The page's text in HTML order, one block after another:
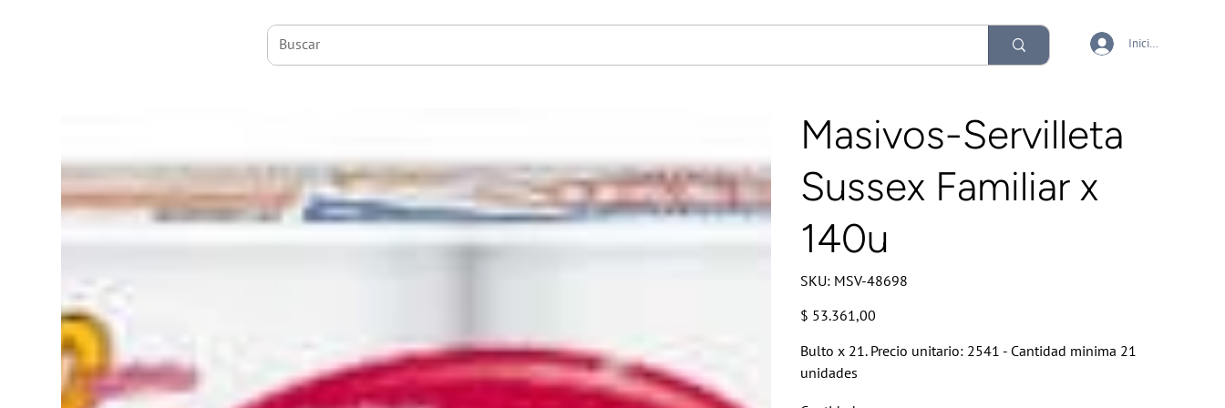
Iniciar sesión
Masivos-Servilleta
Sussex Familiar x
140u
SKU: SKU
MSV-
MSV-48698
Precio
$ 53.361,00
Bulto x 21. Precio unitario: 2541 - Cantidad minima 21
unidades